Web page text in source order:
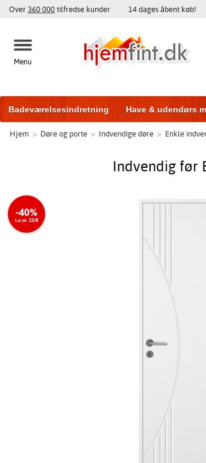
Over 360 000tilfredse kunder 14 dages åbent køb!
Menu
Badeværelsesindretning Have & udendørs
Træningsudstyr Yderdøre Vinduer
Hjem > Døre og porte > Indvendige døre > Enkle
Indvendig før
-40%
t.o.m. 15/8